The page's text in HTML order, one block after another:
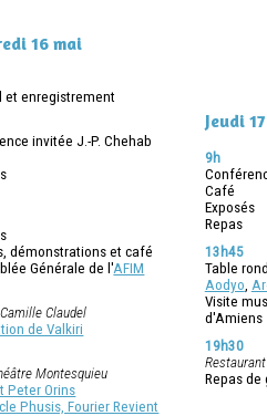
16 mai
et enregistrement
invitée J.-P. Chehab
démonstrations et café
Générale de l'AFIM
Claudel
de Valkiri
Montesquieu
Peter Orins
Phusis, Fourier Revient
Jeudi
9h
Café
Exposés
Repas
13h45
Table
Aodyo
Visite
d'Amiens
19h30
Repas de